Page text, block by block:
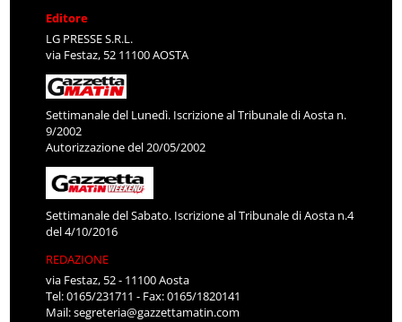
Editore
LG PRESSE S.R.L.
via Festaz, 52 11100 AOSTA
Settimanale del Lunedì. Iscrizione al Tribunale di Aosta n.
9/2002
Autorizzazione del 20/05/2002
Settimanale del Sabato. Iscrizione al Tribunale di Aosta n.4
del 4/10/2016
REDAZIONE
via Festaz, 52 - 11100 Aosta
Tel: 0165/231711 - Fax: 0165/1820141
Mail:segreteria@gazzettamatin.com